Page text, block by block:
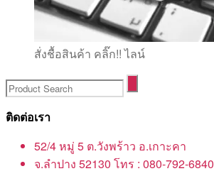
สั่งชื้อสินค้า คลิ๊ก!! ไลน์
ติดต่อเรา
52/4 หมู่ 5 ต.วังพร้าว อ.เกาะคา
จ.ลำปาง 52130 โทร : 080-792-6840